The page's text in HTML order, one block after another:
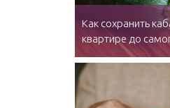
Как сохранить
квартире до